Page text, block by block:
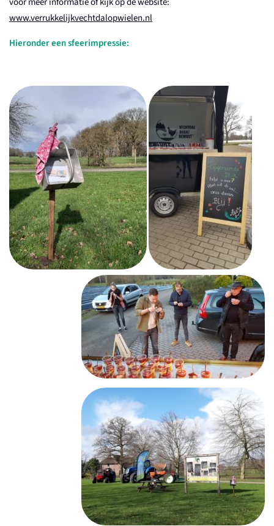
www.verrukkelijkvechtdalopwielen.nl
Hieronder een sfeerimpressie: